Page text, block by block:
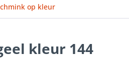
op kleur
kleur 144